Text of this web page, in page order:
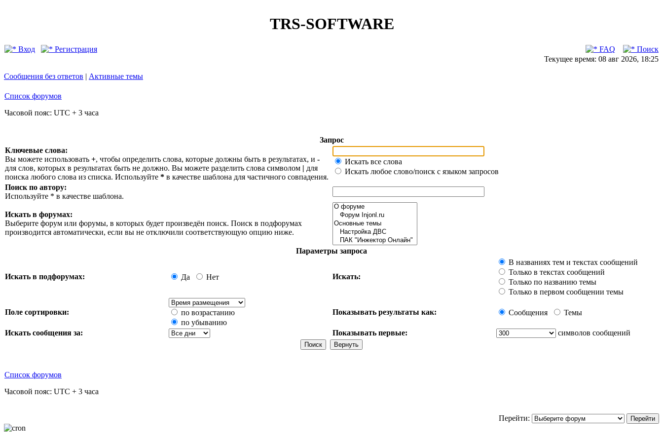
TRS-SOFTWARE
Вход Регистрация FAQ
Поиск
Текущее время: 08 авг 2026, 18:25
Сообщения без ответов | Активные темы
Список форумов
Часовой пояс: UTC + 3 часа
Запрос
Ключевые слова:
Вы можете использовать +, чтобы определить слова, которые должны быть в результатах, и -
для слов, которых в результатах быть не должно. Вы можете разделить слова символом | для
поиска любого слова из списка. Используйте * в качестве шаблона для частичного совпадения.
Искать все слова
Искать любое слово/поиск с языком запросов
Поиск по автору:
Используйте * в качестве шаблона.
Искать в форумах:
Выберите форум или форумы, в которых будет произведён поиск. Поиск в подфорумах
производится автоматически, если вы не отключили соответствующую опцию ниже.
Параметры запроса
Искать в подфорумах: Да Нет Искать:
В названиях тем и текстах сообщений
Только в текстах сообщений
Только по названию темы
Только в первом сообщении темы
Поле сортировки:
по возрастанию
по убыванию
Показывать результаты как: Сообщения Темы
Искать сообщения за: Показывать первые: символов сообщений
Список форумов
Часовой пояс: UTC + 3 часа
Перейти: